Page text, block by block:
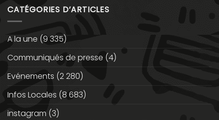
CATÉGORIES D’ARTICLES
A la une (9 335)
Communiqués de presse (4)
Evénements (2 280)
Infos Locales (8 683)
instagram (3)